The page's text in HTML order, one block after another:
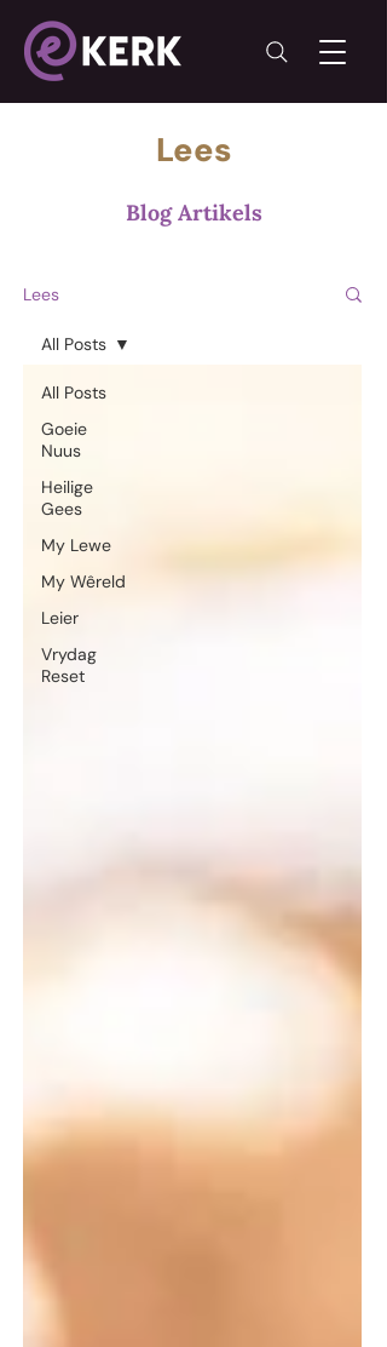
Lees
Blog Artikels
Lees
All Posts
Goeie
Nuus
Heilige
Gees
My Lewe
My Wêreld
Leier
Vrydag
Reset
All Posts